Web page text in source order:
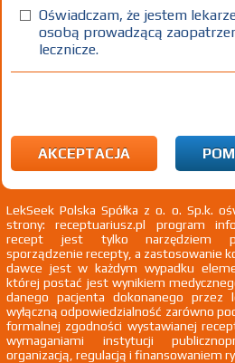
Znaleziono wyników:
albuminurią lub
terapią opartą na ACE-i/ARB
tygodnie lub z
Forxiga Rx
Dapagliflozinum
tabl. powl. 10 mg 30 szt.
Doustnie
Oświadczam, że jestem
osobą prowadzącą
lecznicze.
AKCEPTACJA
LekSeek Polska Spółka z o. o. Sp.k.
strony: receptuariusz.pl program
recept jest tylko narzędziem
sporządzenie recepty, a zastosowanie
dawce jest w każdym wypadku
której postać jest wynikiem
danego pacjenta dokonanego przez
wyłączną odpowiedzialność zarówno
formalnej zgodności wystawianej
wymaganiami instytucji
organizacją, regulacją i finansowaniem